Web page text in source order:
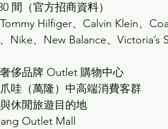
間（官方招商資料）
Tommy Hilfiger、Calvin Klein、
Nike、New Balance、Victoria’s
侈品牌 Outlet 購物中心
哇（萬隆）中高端消費客群
休閒旅遊目的地
Outlet Mall